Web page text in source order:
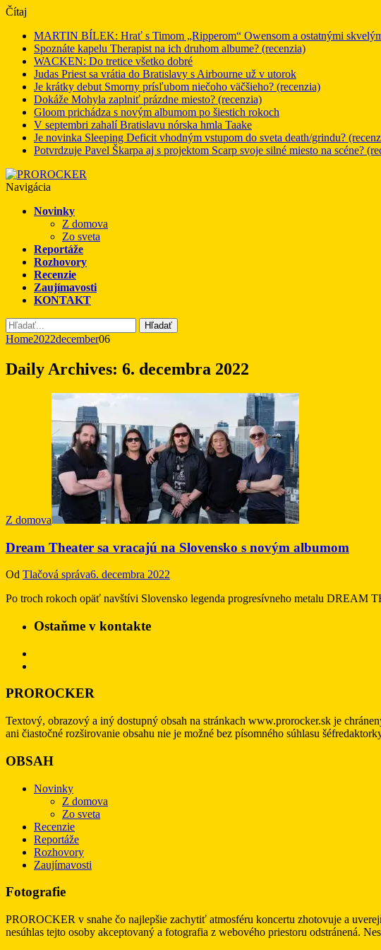
Čítaj
MARTIN BÍLEK: Hrať s Timom „Ripperom“ Owensom a ostatnými
Spoznáte kapelu Therapist na ich druhom albume? (recenzia)
WACKEN: Do tretice všetko dobré
Judas Priest sa vrátia do Bratislavy s Airbourne už v utorok
Je krátky debut Smorny prísľubom niečoho väčšieho? (recenzia)
Dokáže Mohyla zaplniť prázdne miesto? (recenzia)
Gloom prichádza s novým albumom po šiestich rokoch
V septembri zahalí Bratislavu nórska hmla Taake
Je novinka Sleeping Deficit vhodným vstupom do sveta death/grindu?
Potvrdzuje Pavel Škarpa aj s projektom Scarp svoje silné miesto na scéne?
Navigácia
Novinky
Z domova
Zo sveta
Reportáže
Rozhovory
Recenzie
Zaujímavosti
KONTAKT
Hľadať
Home2022december06
Daily Archives: 6. decembra 2022
Z domova
Dream Theater sa vracajú na Slovensko s novým albumom
Od Tlačová správa6. decembra 2022
Po troch rokoch opäť navštívi Slovensko legenda progresívneho metalu DREAM
Ostaňme v kontakte
PROROCKER
Textový, obrazový a iný dostupný obsah na stránkach www.prorocker.sk je
ani čiastočné rozširovanie obsahu nie je možné bez písomného súhlasu
OBSAH
Novinky
Z domova
Zo sveta
Recenzie
Reportáže
Rozhovory
Zaujímavosti
Fotografie
PROROCKER v snahe čo najlepšie zachytiť atmosféru koncertu zhotovuje a
nesúhlas tejto osoby akceptovaný a fotografia z webového priestoru odstránená.